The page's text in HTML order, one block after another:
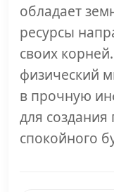
обладает
ресурсы
своих
физический
в прочную
для
спокойного